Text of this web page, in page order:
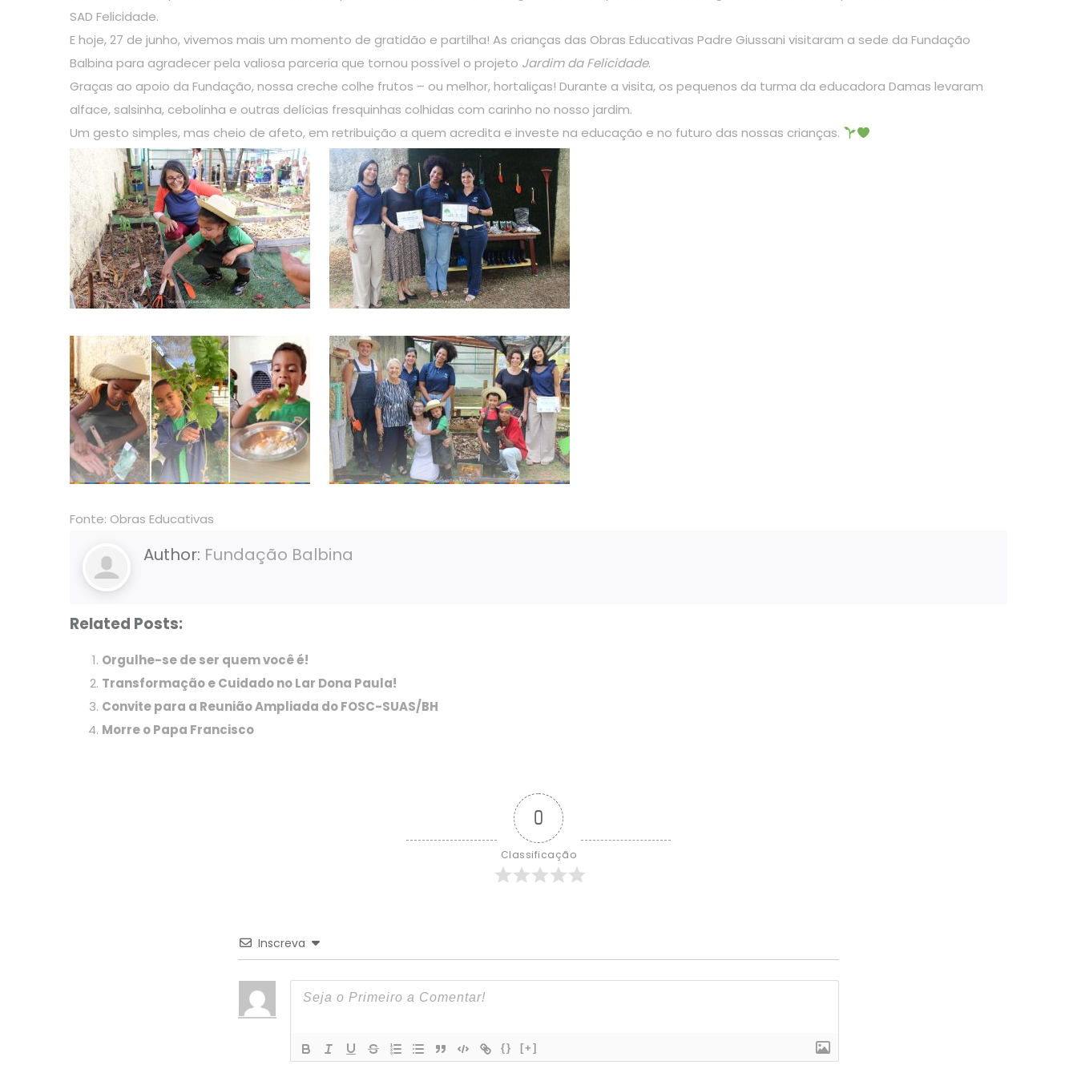
SAD Felicidade.
E hoje, 27 de junho, vivemos mais um momento de gratidão e partilha! As crianças das Obras Educativas Padre Giussani visitaram a sede da Fundação
Balbina para agradecer pela valiosa parceria que tornou possível o projeto Jardim da Felicidade.
Graças ao apoio da Fundação, nossa creche colhe frutos – ou melhor, hortaliças! Durante a visita, os pequenos da turma da educadora Damas levaram
alface, salsinha, cebolinha e outras delícias fresquinhas colhidas com carinho no nosso jardim.
Um gesto simples, mas cheio de afeto, em retribuição a quem acredita e investe na educação e no futuro das nossas crianças.
Fonte: Obras Educativas
Author: Fundação Balbina
Related Posts:
Orgulhe-se de ser quem você é!
Transformação e Cuidado no Lar Dona Paula!
Convite para a Reunião Ampliada do FOSC-SUAS/BH
Morre o Papa Francisco
0
Classificação
Inscreva
{} [+]